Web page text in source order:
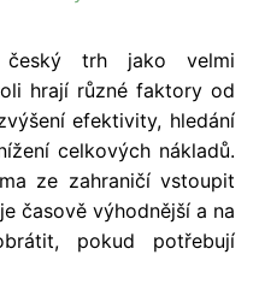
český trh jako velmi
hrají různé faktory od
efektivity, hledání
celkových nákladů.
ze zahraničí vstoupit
časově výhodnější a na
pokud potřebují